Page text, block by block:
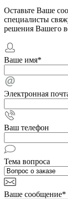
Оставьте Ваше
специалисты
решения Вашего
Ваше имя*
Электронная
Ваш телефон
Тема вопроса
Ваше сообщение*